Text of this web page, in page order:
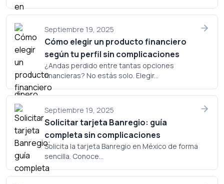
Septiembre 19, 2025
Cómo elegir un producto financiero
según tu perfil sin complicaciones
¿Andas perdido entre tantas opciones
financieras? No estás solo. Elegir...
Septiembre 19, 2025
Solicitar tarjeta Banregio: guía
completa sin complicaciones
Solicita la tarjeta Banregio en México de forma
sencilla. Conoce...